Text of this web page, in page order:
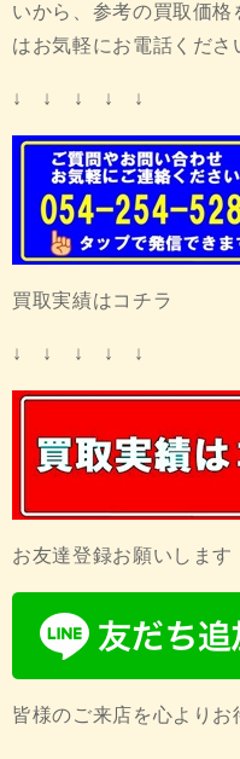
いから、参考の買取価
はお気軽にお電話くださ
↓ ↓ ↓ ↓ ↓
買取実績はコチラ
↓ ↓ ↓ ↓ ↓
お友達登録お願いします
皆様のご来店を心よりお